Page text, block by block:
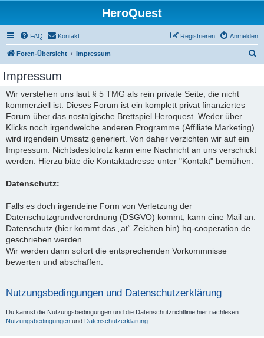
HeroQuest
FAQ Kontakt Anmelden
Registrieren
Foren-Übersicht Impressum
Impressum
Wir verstehen uns laut § 5 TMG als rein private Seite, die nicht
kommerziell ist. Dieses Forum ist ein komplett privat finanziertes
Forum über das nostalgische Brettspiel Heroquest. Weder über
Klicks noch irgendwelche anderen Programme (Affiliate Marketing)
wird irgendein Umsatz generiert. Von daher verzichten wir auf ein
Impressum. Nichtsdestotrotz kann eine Nachricht an uns verschickt
werden. Hierzu bitte die Kontaktadresse unter "Kontakt" bemühen.
Datenschutz:
Falls es doch irgendeine Form von Verletzung der
Datenschutzgrundverordnung (DSGVO) kommt, kann eine Mail an:
Datenschutz (hier kommt das „at“ Zeichen hin) hq-cooperation.de
geschrieben werden.
Wir werden dann sofort die entsprechenden Vorkommnisse
bewerten und abschaffen.
Nutzungsbedingungen und Datenschutzerklärung
Du kannst die Nutzungsbedingungen und die Datenschutzrichtlinie hier nachlesen:
Nutzungsbedingungen und Datenschutzerklärung